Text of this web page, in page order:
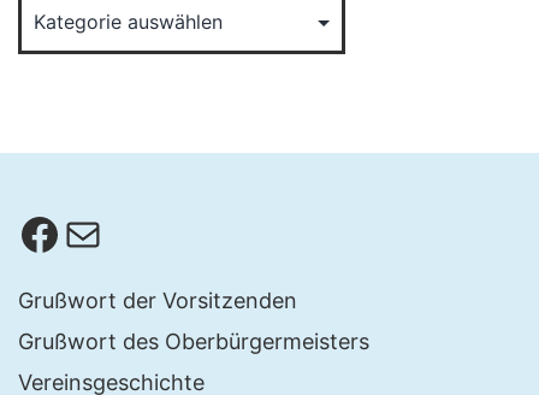
Facebook
E-Mail
Grußwort der Vorsitzenden
Grußwort des Oberbürgermeisters
Vereinsgeschichte